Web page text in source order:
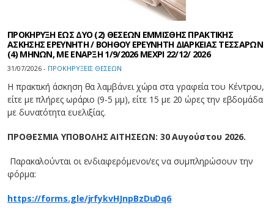
ΠΡΟΚΗΡΥΞΗ ΕΩΣ ΔΥΟ (2) ΘΕΣΕΩΝ ΕΜΜΙΣΘΗΣ ΠΡΑΚΤΙΚΗΣ
ΑΣΚΗΣΗΣ ΕΡΕΥΝΗΤΗ / ΒΟΗΘΟΥ ΕΡΕΥΝΗΤΗ ΔΙΑΡΚΕΙΑΣ ΤΕΣΣΑΡΩΝ
(4) ΜΗΝΩΝ, ΜΕ ΕΝΑΡΞΗ 1/9/2026 ΜΕΧΡΙ 22/12/ 2026
31/07/2026 - ΠΡΟΚΗΡΥΞΕΙΣ ΘΕΣΕΩΝ
Η πρακτική άσκηση θα λαμβάνει χώρα στα γραφεία του Κέντρου,
είτε με πλήρες ωράριο (9-5 μμ), είτε 15 με 20 ώρες την εβδομάδα
με δυνατότητα ευελιξίας.
ΠΡΟΘΕΣΜΙΑ ΥΠΟΒΟΛΗΣ ΑΙΤΗΣΕΩΝ: 30 Αυγούστου 2026.
Παρακαλούνται οι ενδιαφερόμενοι/ες να συμπληρώσουν την
φόρμα:
https://forms.gle/jrfykvHJnpBzDuDq6